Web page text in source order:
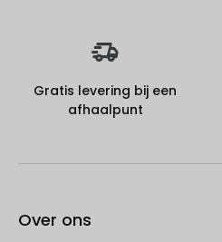
Gratis levering bij een
afhaalpunt
Over ons